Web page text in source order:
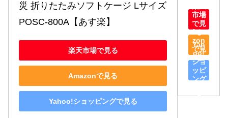
災 折りたたみソフトケージ Lサイズ
POSC-800A【あす楽】
楽天市場で見る
Amazonで見る
Yahoo!ショッピングで見る
市場
で見
る
Ama
zon
で見
る
Yah
oo!
ショ
ッピ
ング
る